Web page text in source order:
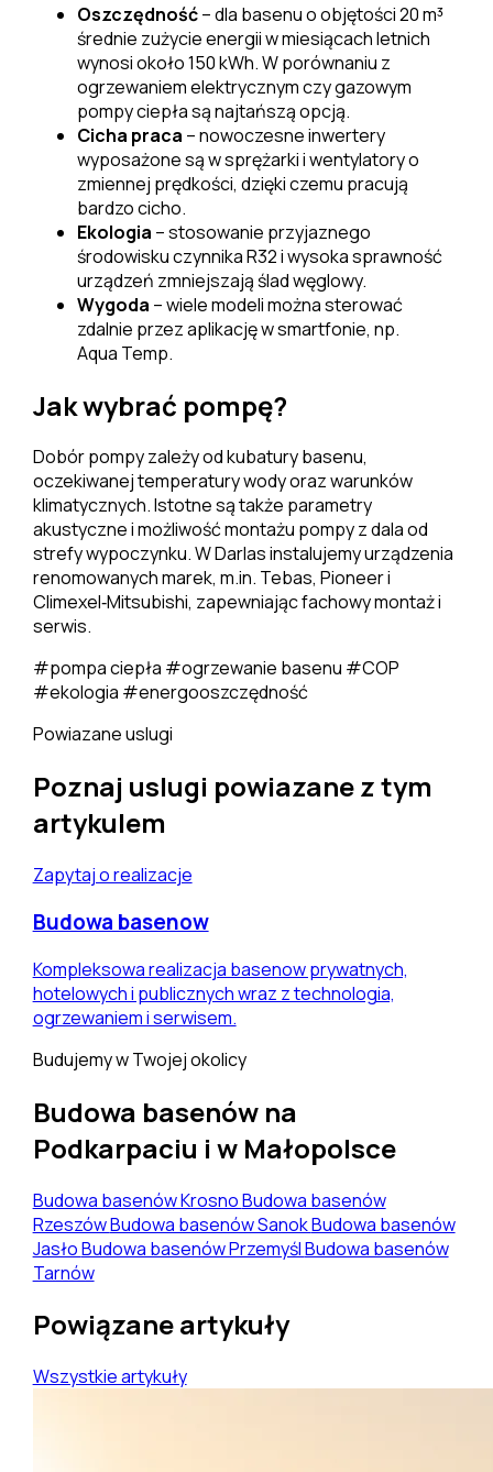
Oszczędność– dla basenu o objętości 20 m³
średnie zużycie energii w miesiącach letnich
wynosi około 150 kWh. W porównaniu z
ogrzewaniem elektrycznym czy gazowym
pompy ciepła są najtańszą opcją.
Cicha praca – nowoczesne inwertery
wyposażone są w sprężarki i wentylatory o
zmiennej prędkości, dzięki czemu pracują
bardzo cicho.
Ekologia – stosowanie przyjaznego
środowisku czynnika R32 i wysoka sprawność
urządzeń zmniejszają ślad węglowy.
Wygoda – wiele modeli można sterować
zdalnie przez aplikację w smartfonie, np.
Aqua Temp.
Jak wybrać pompę?
Dobór pompy zależy od kubatury basenu,
oczekiwanej temperatury wody oraz warunków
klimatycznych. Istotne są także parametry
akustyczne i możliwość montażu pompy z dala od
strefy wypoczynku. W Darlas instalujemy urządzenia
renomowanych marek, m.in. Tebas, Pioneer i
Climexel‑Mitsubishi, zapewniając fachowy montaż i
serwis.
#pompa ciepła #ogrzewanie basenu #COP
#ekologia #energooszczędność
Powiazane uslugi
Poznaj uslugi powiazane z tym
artykulem
Zapytaj o realizacje
Budowa basenow
Kompleksowa realizacja basenow prywatnych,
hotelowych i publicznych wraz z technologia,
ogrzewaniem i serwisem.
Budujemy w Twojej okolicy
Budowa basenów na
Podkarpaciu i w Małopolsce
Budowa basenów KrosnoBudowa basenów
RzeszówBudowa basenów SanokBudowa basenów
JasłoBudowa basenów PrzemyślBudowa basenów
Tarnów
Powiązane artykuły
Wszystkie artykuły